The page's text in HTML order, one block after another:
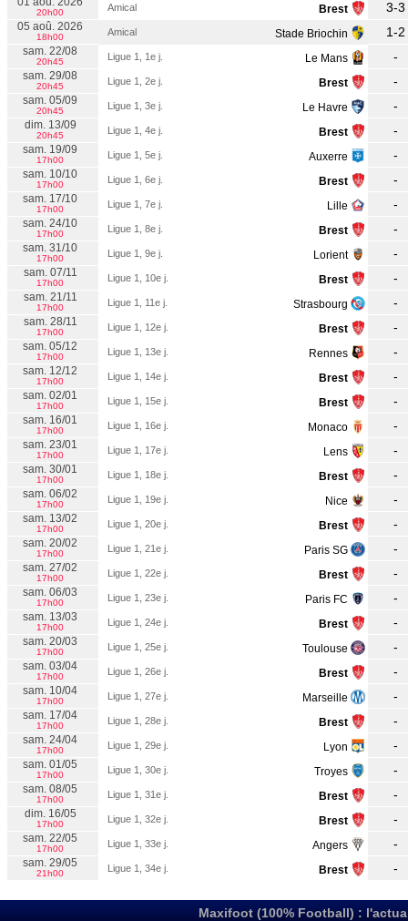
N. Joueur
N. Joueur
20h00 Amical Brest 3-3
05 aoû. 2026
18h00 Amical Stade Briochin 1-2
sam. 22/08
20h45 Ligue 1, 1e j. Le Mans -
sam. 29/08
20h45 Ligue 1, 2e j. Brest -
sam. 05/09
20h45 Ligue 1, 3e j. Le Havre -
dim. 13/09
20h45 Ligue 1, 4e j. Brest -
sam. 19/09
17h00 Ligue 1, 5e j. Auxerre -
sam. 10/10
17h00 Ligue 1, 6e j. Brest -
sam. 17/10
17h00 Ligue 1, 7e j. Lille -
sam. 24/10
17h00 Ligue 1, 8e j. Brest -
sam. 31/10
17h00 Ligue 1, 9e j. Lorient -
sam. 07/11
17h00 Ligue 1, 10e j. Brest -
sam. 21/11
17h00 Ligue 1, 11e j. Strasbourg -
sam. 28/11
17h00 Ligue 1, 12e j. Brest -
sam. 05/12
17h00 Ligue 1, 13e j. Rennes -
sam. 12/12
17h00 Ligue 1, 14e j. Brest -
sam. 02/01
17h00 Ligue 1, 15e j. Brest -
sam. 16/01
17h00 Ligue 1, 16e j. Monaco -
sam. 23/01
17h00 Ligue 1, 17e j. Lens -
sam. 30/01
17h00 Ligue 1, 18e j. Brest -
sam. 06/02
17h00 Ligue 1, 19e j. Nice -
sam. 13/02
17h00 Ligue 1, 20e j. Brest -
sam. 20/02
17h00 Ligue 1, 21e j. Paris SG -
sam. 27/02
17h00 Ligue 1, 22e j. Brest -
sam. 06/03
17h00 Ligue 1, 23e j. Paris FC -
sam. 13/03
17h00 Ligue 1, 24e j. Brest -
sam. 20/03
17h00 Ligue 1, 25e j. Toulouse -
sam. 03/04
17h00 Ligue 1, 26e j. Brest -
sam. 10/04
17h00 Ligue 1, 27e j. Marseille -
sam. 17/04
17h00 Ligue 1, 28e j. Brest -
sam. 24/04
17h00 Ligue 1, 29e j. Lyon -
sam. 01/05
17h00 Ligue 1, 30e j. Troyes -
sam. 08/05
17h00 Ligue 1, 31e j. Brest -
dim. 16/05
17h00 Ligue 1, 32e j. Brest -
sam. 22/05
17h00 Ligue 1, 33e j. Angers -
sam. 29/05
21h00 Ligue 1, 34e j. Brest -
Maxifoot (100% Football) :